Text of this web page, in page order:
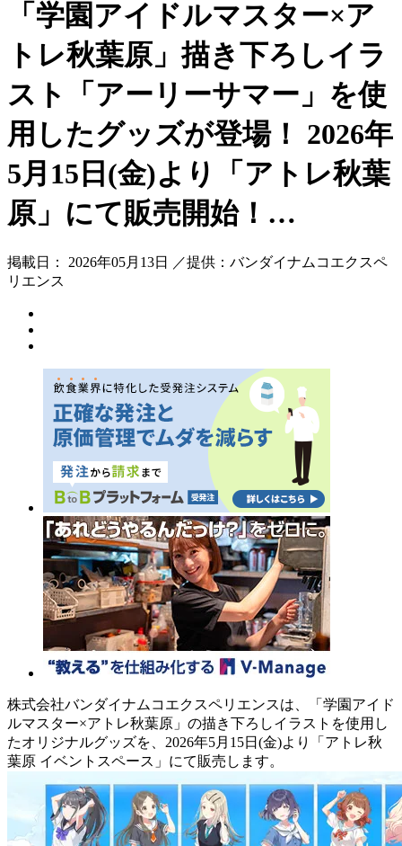
「学園アイドルマスター×ア
トレ秋葉原」描き下ろしイラ
スト「アーリーサマー」を使
用したグッズが登場！ 2026年
5月15日(金)より「アトレ秋葉
原」にて販売開始！…
掲載日： 2026年05月13日 ／提供：バンダイナムコエクスペ
リエンス
株式会社バンダイナムコエクスペリエンスは、「学園アイド
ルマスター×アトレ秋葉原」の描き下ろしイラストを使用し
たオリジナルグッズを、2026年5月15日(金)より「アトレ秋
葉原 イベントスペース」にて販売します。